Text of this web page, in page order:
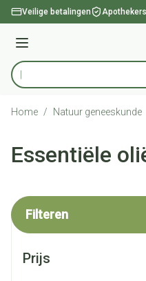
Ga naar de inhoud
Veilige betalingen
Menu
Product, merk, categorie...
Home / Natuur geneeskunde
Essentiële
Filteren
Prijs